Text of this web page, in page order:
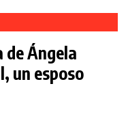
de Ángela
un esposo